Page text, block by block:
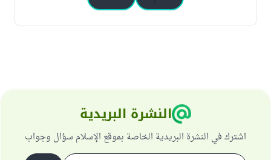
النشرة البريدية
اشترك في النشرة البريدية الخاصة بموقع الإسلام سؤال وجواب